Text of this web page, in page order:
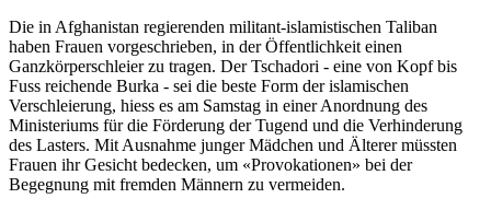
Die in Afghanistan regierenden militant-islamistischen Taliban
haben Frauen vorgeschrieben, in der Öffentlichkeit einen
Ganzkörperschleier zu tragen. Der Tschadori - eine von Kopf bis
Fuss reichende Burka - sei die beste Form der islamischen
Verschleierung, hiess es am Samstag in einer Anordnung des
Ministeriums für die Förderung der Tugend und die Verhinderung
des Lasters. Mit Ausnahme junger Mädchen und Älterer müssten
Frauen ihr Gesicht bedecken, um «Provokationen» bei der
Begegnung mit fremden Männern zu vermeiden.